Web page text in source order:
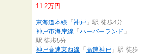
11.2万円
東海道本線 「 神戸 」駅 徒歩4分
神戸市海岸線 「 ハーバーランド 」
駅 徒歩5分
神戸高速東西線 「 高速神戸 」駅 徒歩